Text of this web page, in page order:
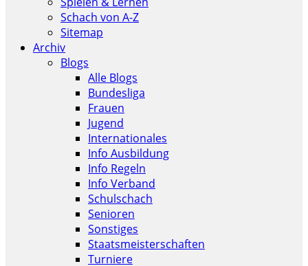
Schach von A-Z
Sitemap
Archiv
Blogs
Alle Blogs
Bundesliga
Frauen
Jugend
Internationales
Info Ausbildung
Info Regeln
Info Verband
Schulschach
Senioren
Sonstiges
Staatsmeisterschaften
Turniere